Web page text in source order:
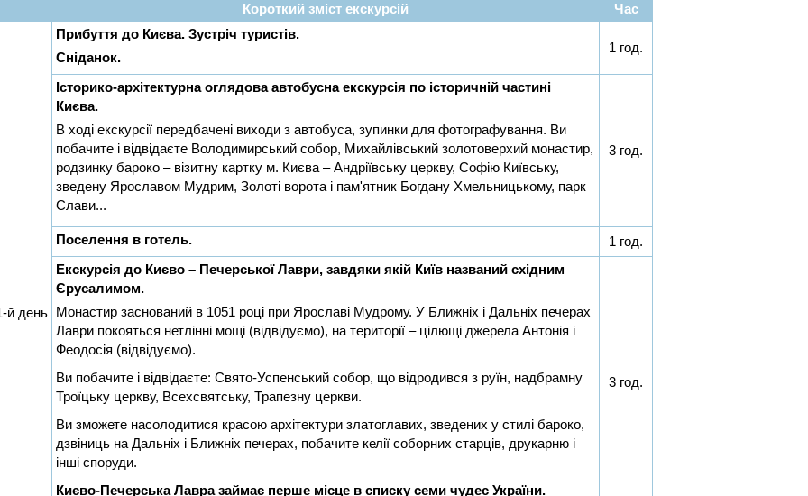
Короткий зміст екскурсій Час
й день
Прибуття до Києва. Зустріч туристів.
Сніданок.
1 год.
Історико-архітектурна оглядова автобусна екскурсія по історичній частині
Києва.
В ході екскурсії передбачені виходи з автобуса, зупинки для фотографування. Ви
побачите і відвідаєте Володимирський собор, Михайлівський золотоверхий монастир,
родзинку бароко – візитну картку м. Києва – Андріївську церкву, Софію Київську,
зведену Ярославом Мудрим, Золоті ворота і пам'ятник Богдану Хмельницькому, парк
Слави...
3 год.
Поселення в готель.
1 год.
Екскурсія до Києво – Печерської Лаври, завдяки якій Київ названий східним
Єрусалимом.
Монастир заснований в 1051 році при Ярославі Мудрому. У Ближніх і Дальніх печерах
Лаври покояться нетлінні мощі (відвідуємо), на території – цілющі джерела Антонія і
Феодосія (відвідуємо).
Ви побачите і відвідаєте: Свято-Успенський собор, що відродився з руїн, надбрамну
Троїцьку церкву, Всехсвятську, Трапезну церкви.
Ви зможете насолодитися красою архітектури златоглавих, зведених у стилі бароко,
дзвіниць на Дальніх і Ближніх печерах, побачите келії соборних старців, друкарню і
інші споруди.
Києво-Печерська Лавра займає перше місце в списку семи чудес України.
3 год.